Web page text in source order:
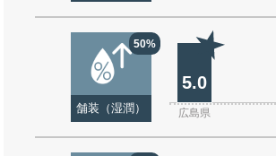
50%
舗装（湿潤）
5.0
広島県